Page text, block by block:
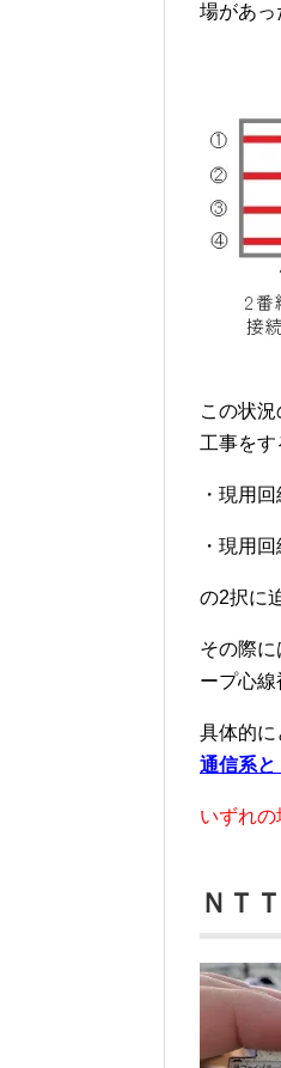
場があっ
この状
工事をす
・現用
・現用
の2択に
その際
ープ心線
具体的に
通信系と
いずれ
ＮＴ